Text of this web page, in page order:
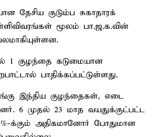
தேசிய குடும்ப சுகாதாரக்
மூலம் பா.ஜ.க.வின்
1 குழந்தை கடுமையான
பாதிக்கப்பட்டுள்ளது.
இந்திய குழந்தைகள், எடை
6 முதல் 23 மாத வயதுக்குட்பட்ட
க்கும் அதிகமானோர் போதுமான